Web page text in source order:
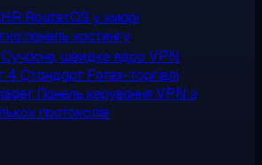
RouterOS у хмарі
панель хостингу
Сучасне, швидке ядро VPN
4 Стандарт Forex-торгівлі
Панель керування VPN з
протоколів